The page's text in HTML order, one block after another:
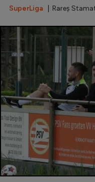
SuperLiga | Rareș